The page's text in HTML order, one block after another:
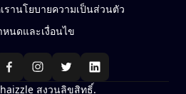
รานโยบายความเป็นส่วนตัว
นดและเงื่อนไข
สงวนลิขสิทธิ์.